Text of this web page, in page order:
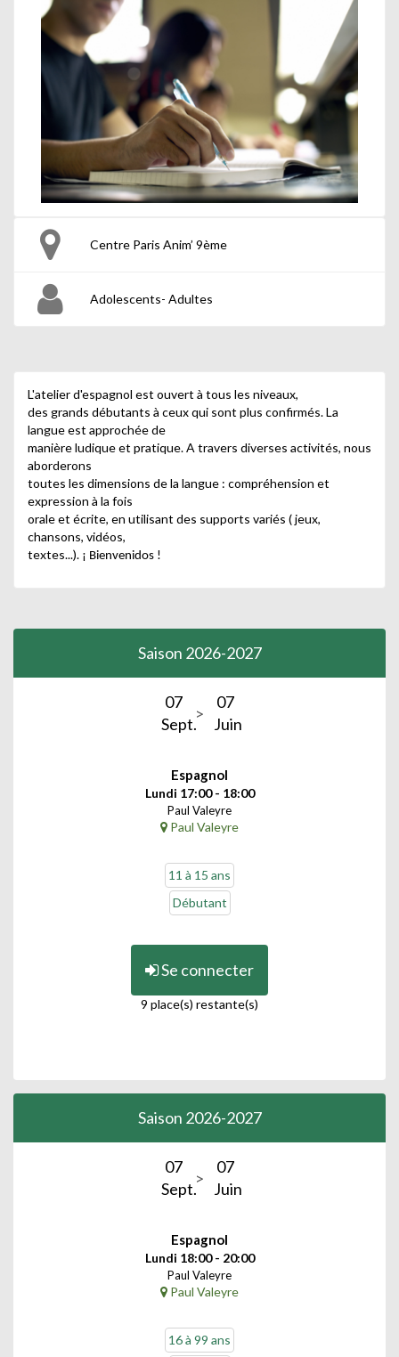
Centre Paris Anim’ 9ème
Adolescents- Adultes
L'atelier d'espagnol est ouvert à tous les niveaux,
des grands débutants à ceux qui sont plus confirmés. La
langue est approchée de
manière ludique et pratique. A travers diverses activités, nous
aborderons
toutes les dimensions de la langue : compréhension et
expression à la fois
orale et écrite, en utilisant des supports variés ( jeux,
chansons, vidéos,
textes...). ¡ Bienvenidos !
Saison 2026-2027
07
Sept.
07
Juin
Espagnol
Lundi 17:00 - 18:00
Paul Valeyre
Paul Valeyre
11 à 15 ans
Débutant
Se connecter
9 place(s) restante(s)
Saison 2026-2027
07
Sept.
07
Juin
Espagnol
Lundi 18:00 - 20:00
Paul Valeyre
Paul Valeyre
16 à 99 ans